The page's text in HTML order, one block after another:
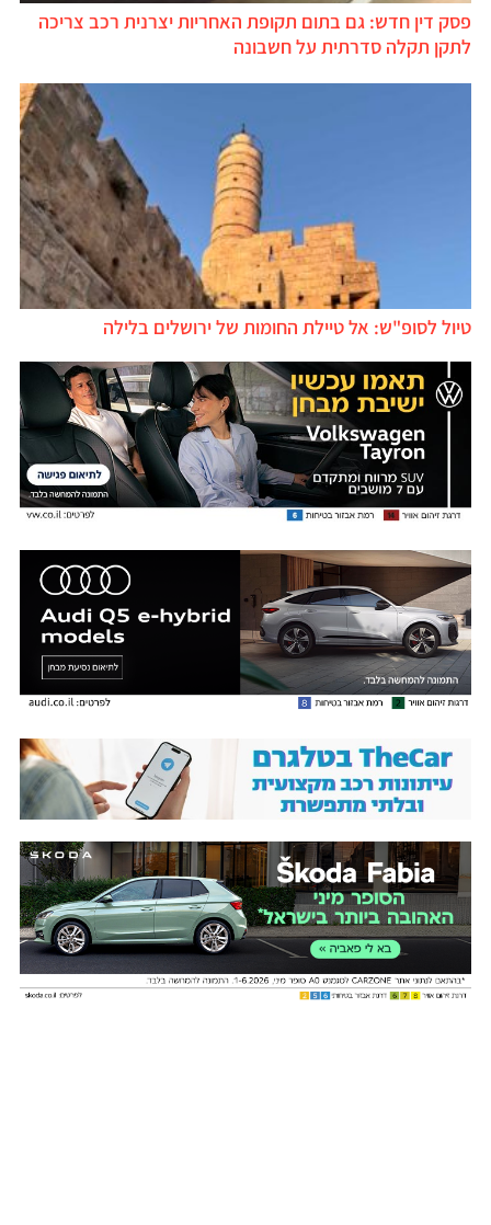
פסק דין חדש: גם בתום תקופת האחריות יצרנית רכב צריכה
לתקן תקלה סדרתית על חשבונה
טיול לסופ"ש: אל טיילת החומות של ירושלים בלילה